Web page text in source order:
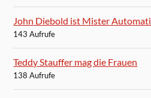
John Diebold ist Mister
143 Aufrufe
Teddy Stauffer mag die Frauen
138 Aufrufe